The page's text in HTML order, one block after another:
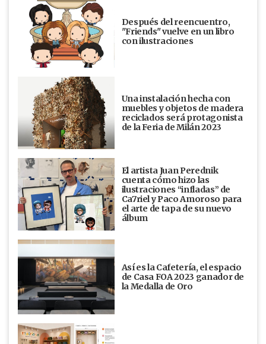
Después del reencuentro,
"Friends" vuelve en un libro
con ilustraciones
Una instalación hecha con
muebles y objetos de madera
reciclados será protagonista
de la Feria de Milán 2023
El artista Juan Perednik
cuenta cómo hizo las
ilustraciones “infladas” de
Ca7riel y Paco Amoroso para
el arte de tapa de su nuevo
álbum
Así es la Cafetería, el espacio
de Casa FOA 2023 ganador de
la Medalla de Oro